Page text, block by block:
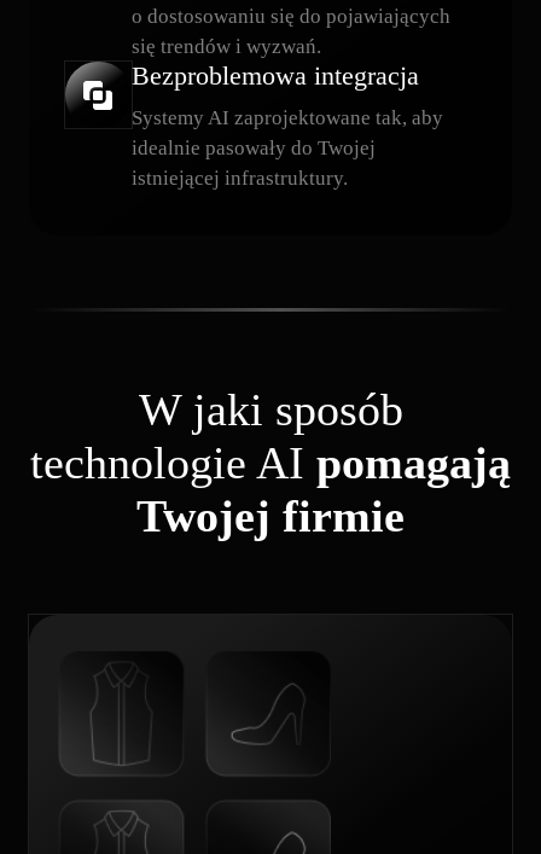
o dostosowaniu się do pojawiających
się trendów i wyzwań.
Bezproblemowa integracja
Systemy AI zaprojektowane tak, aby
idealnie pasowały do ​​Twojej
istniejącej infrastruktury.
W jaki sposób
technologie AI pomagają
Twojej firmie